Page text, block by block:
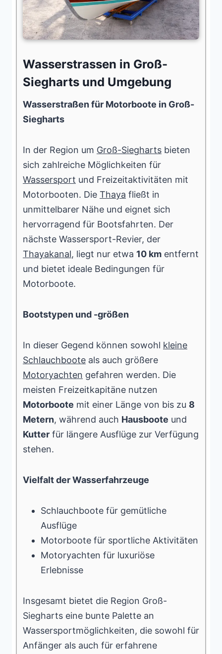
Wasserstrassen in Groß-
Siegharts und Umgebung
Wasserstraßen für Motorboote in Groß-
Siegharts
In der Region um Groß-Siegharts bieten
sich zahlreiche Möglichkeiten für
Wassersport und Freizeitaktivitäten mit
Motorbooten. Die Thaya fließt in
unmittelbarer Nähe und eignet sich
hervorragend für Bootsfahrten. Der
nächste Wassersport-Revier, der
Thayakanal, liegt nur etwa 10 km entfernt
und bietet ideale Bedingungen für
Motorboote.
Bootstypen und -größen
In dieser Gegend können sowohl kleine
Schlauchboote als auch größere
Motoryachten gefahren werden. Die
meisten Freizeitkapitäne nutzen
Motorboote mit einer Länge von bis zu 8
Metern, während auch Hausboote und
Kutter für längere Ausflüge zur Verfügung
stehen.
Vielfalt der Wasserfahrzeuge
Schlauchboote für gemütliche
Ausflüge
Motorboote für sportliche Aktivitäten
Motoryachten für luxuriöse
Erlebnisse
Insgesamt bietet die Region Groß-
Siegharts eine bunte Palette an
Wassersportmöglichkeiten, die sowohl für
Anfänger als auch für erfahrene